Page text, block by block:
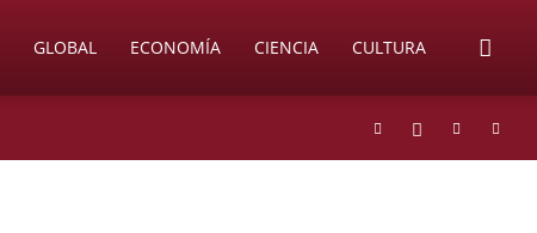
GLOBAL ECONOMÍA CIENCIA CULTURA